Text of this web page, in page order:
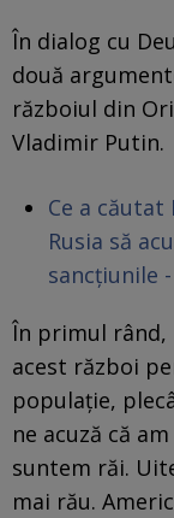
În dialog cu
două
războiul din
Vladimir Putin.
Ce a căutat
Rusia să
sancțiunile
În primul rând,
acest război
populație,
ne acuză că
suntem răi.
mai rău.